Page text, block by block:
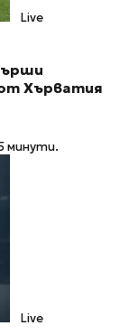
Live
Хърватия
минути.
Live